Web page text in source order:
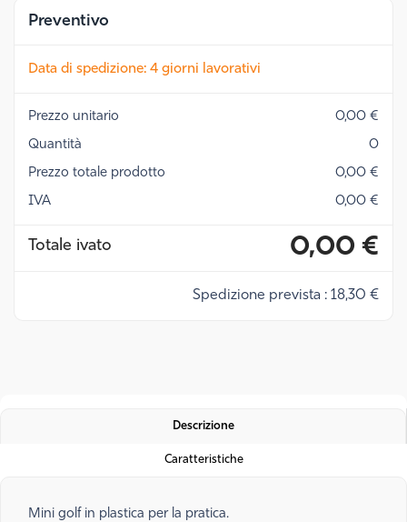
Preventivo
Data di spedizione: 4 giorni lavorativi
Prezzo unitario 0,00 €
Quantità 0
Prezzo totale prodotto 0,00 €
IVA 0,00 €
Totale ivato 0,00 €
Spedizione prevista : 18,30 €
Descrizione
Caratteristiche
Mini golf in plastica per la pratica.